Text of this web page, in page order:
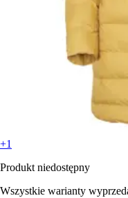
+1
Produkt niedostępny
Wszystkie warianty